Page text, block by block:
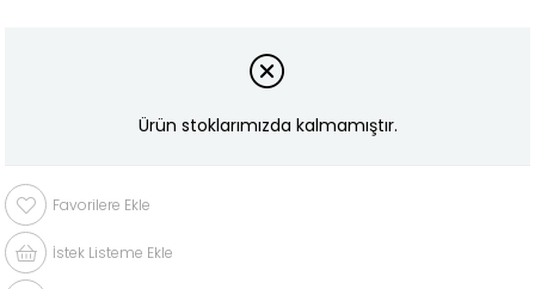
Ürün stoklarımızda kalmamıştır.
Favorilere Ekle
İstek Listeme Ekle